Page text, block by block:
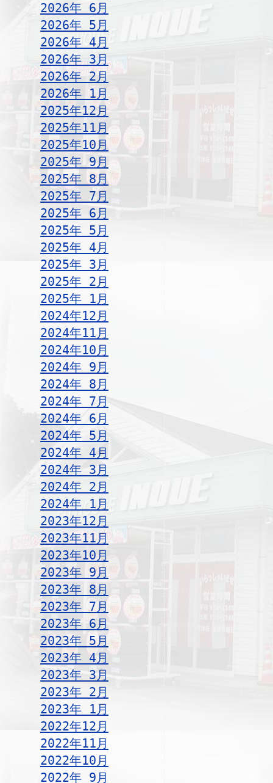
2026年 6月
2026年 5月
2026年 4月
2026年 3月
2026年 2月
2026年 1月
2025年12月
2025年11月
2025年10月
2025年 9月
2025年 8月
2025年 7月
2025年 6月
2025年 5月
2025年 4月
2025年 3月
2025年 2月
2025年 1月
2024年12月
2024年11月
2024年10月
2024年 9月
2024年 8月
2024年 7月
2024年 6月
2024年 5月
2024年 4月
2024年 3月
2024年 2月
2024年 1月
2023年12月
2023年11月
2023年10月
2023年 9月
2023年 8月
2023年 7月
2023年 6月
2023年 5月
2023年 4月
2023年 3月
2023年 2月
2023年 1月
2022年12月
2022年11月
2022年10月
2022年 9月